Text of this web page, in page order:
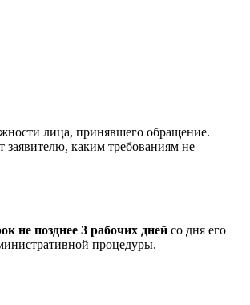
лица, принявшего обращение.
каким требованиям не
не позднее 3 рабочих дней со дня его
процедуры.